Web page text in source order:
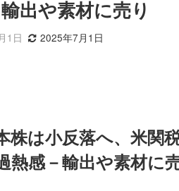
出や素材に売り
1日 2025年7月1日
株は小反落へ、米関
熱感－輸出や素材に